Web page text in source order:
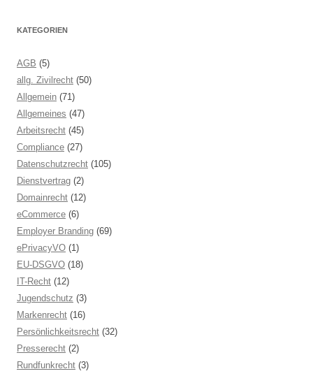
KATEGORIEN
AGB (5)
allg. Zivilrecht (50)
Allgemein (71)
Allgemeines (47)
Arbeitsrecht (45)
Compliance (27)
Datenschutzrecht (105)
Dienstvertrag (2)
Domainrecht (12)
eCommerce (6)
Employer Branding (69)
ePrivacyVO (1)
EU-DSGVO (18)
IT-Recht (12)
Jugendschutz (3)
Markenrecht (16)
Persönlichkeitsrecht (32)
Presserecht (2)
Rundfunkrecht (3)